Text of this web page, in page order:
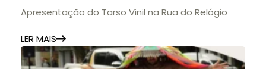
Apresentação do Tarso Vinil na Rua do Relógio
LER MAIS